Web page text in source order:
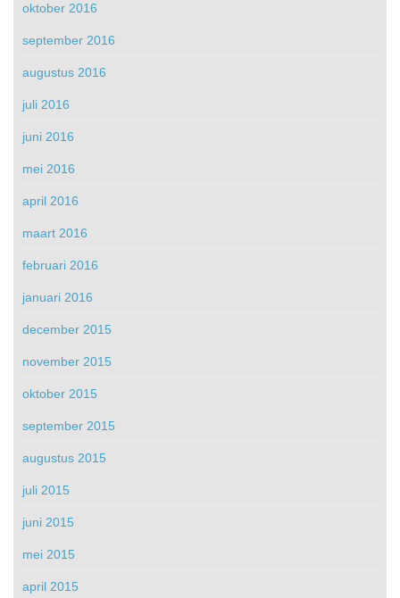
oktober 2016
september 2016
augustus 2016
juli 2016
juni 2016
mei 2016
april 2016
maart 2016
februari 2016
januari 2016
december 2015
november 2015
oktober 2015
september 2015
augustus 2015
juli 2015
juni 2015
mei 2015
april 2015